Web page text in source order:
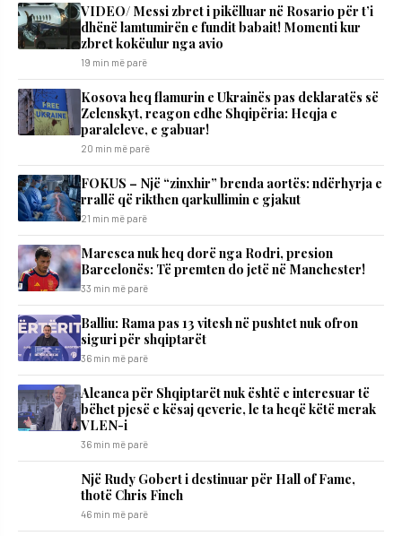
VIDEO/ Messi zbret i pikëlluar në Rosario për t’i
dhënë lamtumirën e fundit babait! Momenti kur
zbret kokëulur nga avio
19 min më parë
Kosova heq flamurin e Ukrainës pas deklaratës së
Zelenskyt, reagon edhe Shqipëria: Heqja e
paraleleve, e gabuar!
20 min më parë
FOKUS – Një “zinxhir” brenda aortës: ndërhyrja e
rrallë që rikthen qarkullimin e gjakut
21 min më parë
Maresca nuk heq dorë nga Rodri, presion
Barcelonës: Të premten do jetë në Manchester!
33 min më parë
Balliu: Rama pas 13 vitesh në pushtet nuk ofron
siguri për shqiptarët
36 min më parë
Aleanca për Shqiptarët nuk është e interesuar të
bëhet pjesë e kësaj qeverie, le ta heqë këtë merak
VLEN-i
36 min më parë
Një Rudy Gobert i destinuar për Hall of Fame,
thotë Chris Finch
46 min më parë